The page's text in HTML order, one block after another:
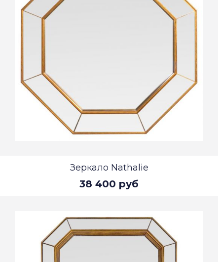
Зеркало Nathalie
38 400 руб